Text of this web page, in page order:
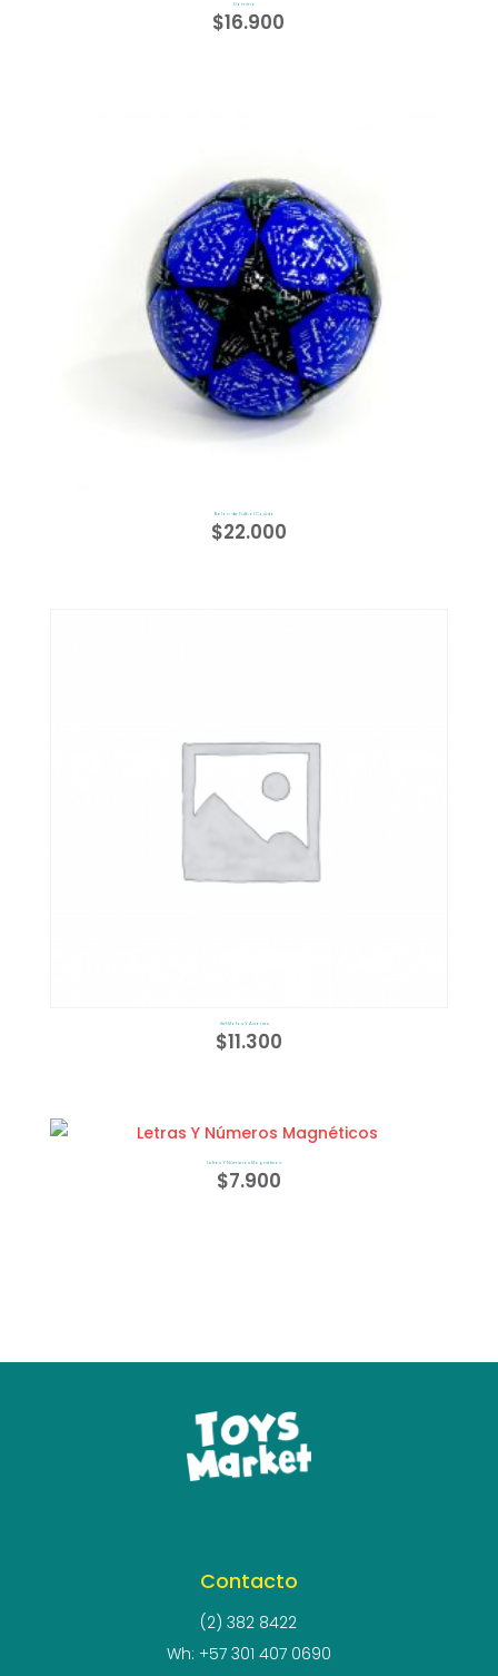
Dominó
$16.900
Balón de Futbol Cocido
$22.000
Set Motos Y Aviones
$11.300
Letras Y Números Magnéticos
$7.900
Contacto
(2) 382 8422
Wh: +57 301 407 0690